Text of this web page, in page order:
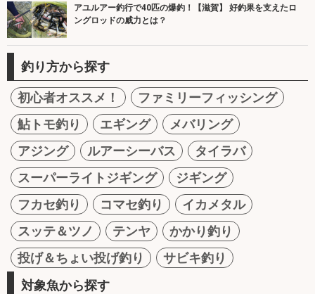
アユルアー釣行で40匹の爆釣！【滋賀】 好釣果を支えたロ
ングロッドの威力とは？
釣り方から探す
初心者オススメ！
ファミリーフィッシング
鮎トモ釣り
エギング
メバリング
アジング
ルアーシーバス
タイラバ
スーパーライトジギング
ジギング
フカセ釣り
コマセ釣り
イカメタル
スッテ＆ツノ
テンヤ
かかり釣り
投げ＆ちょい投げ釣り
サビキ釣り
対象魚から探す